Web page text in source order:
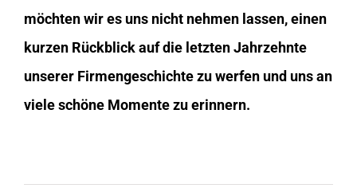
möchten wir es uns nicht nehmen lassen, einen
kurzen Rückblick auf die letzten Jahrzehnte
unserer Firmengeschichte zuwerfen und uns an
viele schöne Momente zu erinnern.